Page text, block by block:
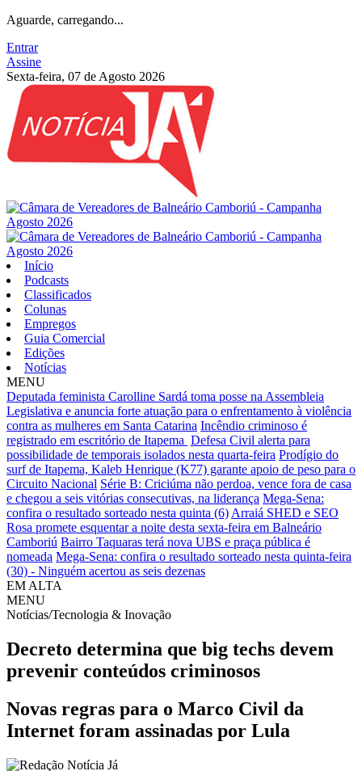
Aguarde, carregando...
Entrar
Assine
Sexta-feira, 07 de Agosto 2026
Início
Podcasts
Classificados
Colunas
Empregos
Guia Comercial
Edições
Notícias
MENU
Deputada feminista Carolline Sardá toma posse na Assembleia
Legislativa e anuncia forte atuação para o enfrentamento à violência
contra as mulheres em Santa Catarina Incêndio criminoso é
registrado em escritório de Itapema Defesa Civil alerta para
possibilidade de temporais isolados nesta quarta-feira Prodígio do
surf de Itapema, Kaleb Henrique (K77) garante apoio de peso para o
Circuito Nacional Série B: Criciúma não perdoa, vence fora de casa
e chegou a seis vitórias consecutivas, na liderança Mega-Sena:
confira o resultado sorteado nesta quinta (6) Arraiá SHED e SEO
Rosa promete esquentar a noite desta sexta-feira em Balneário
Camboriú Bairro Taquaras terá nova UBS e praça pública é
nomeada Mega-Sena: confira o resultado sorteado nesta quinta-feira
(30) - Ninguém acertou as seis dezenas
EM ALTA
MENU
Notícias/Tecnologia & Inovação
Decreto determina que big techs devem
prevenir conteúdos criminosos
Novas regras para o Marco Civil da
Internet foram assinadas por Lula